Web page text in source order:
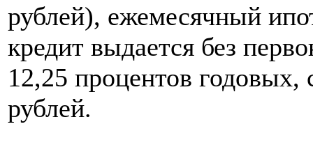
рублей), ежемесячный
кредит выдается без
12,25 процентов годовых,
рублей.